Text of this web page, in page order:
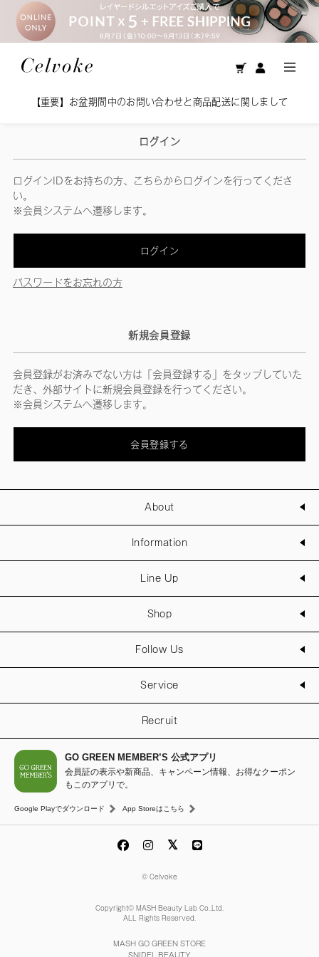
【重要】お盆期間中のお問い合わせと商品配送に関しまして
ログイン
ログインIDをお持ちの方、こちらからログインを行ってくださ
い。
※会員システムへ遷移します。
ログイン
パスワードをお忘れの方
新規会員登録
会員登録がお済みでない方は「会員登録する」をタップしていた
だき、外部サイトに新規会員登録を行ってください。
※会員システムへ遷移します。
会員登録する
About
Information
Line Up
Shop
Follow Us
Service
Recruit
GO GREEN MEMBER’S 公式アプリ
会員証の表示や新商品、キャンペーン情報、お得なクーポン
もこのアプリで。
Google Playでダウンロード App Storeはこちら
© Celvoke
Copyright© MASH Beauty Lab Co.,Ltd.
ALL Rights Reserved.
MASH GO GREEN STORE
SNIDEL BEAUTY